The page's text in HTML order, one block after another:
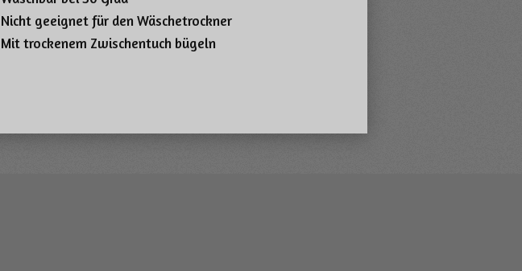
Nicht geeignet für den Wäschetrockner
Mit trockenem Zwischentuch bügeln